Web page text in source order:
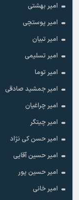
امیر بهشتی
امیر پوستچی
امیر تبیان
امیر تسلیمی
امیر توما
امیر جمشید صادقی
امیر چراغیان
امیر چیتگر
امیر حسن کی نژاد
امیر حسین آقایی
امیر حسین پور
امیر خانی